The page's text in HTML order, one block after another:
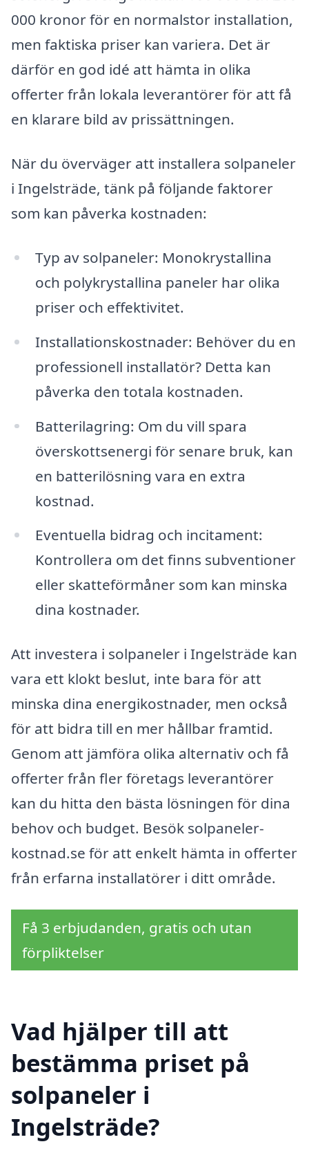
000 kronor för en normalstor installation,
men faktiska priser kan variera. Det är
därför en god idé att hämta in olika
offerter från lokala leverantörer för att få
en klarare bild av prissättningen.
När du överväger att installera solpaneler
i Ingelsträde, tänk på följande faktorer
som kan påverka kostnaden:
Typ av solpaneler: Monokrystallina
och polykrystallina paneler har olika
priser och effektivitet.
Installationskostnader: Behöver du en
professionell installatör? Detta kan
påverka den totala kostnaden.
Batterilagring: Om du vill spara
överskottsenergi för senare bruk, kan
en batterilösning vara en extra
kostnad.
Eventuella bidrag och incitament:
Kontrollera om det finns subventioner
eller skatteförmåner som kan minska
dina kostnader.
Att investera i solpaneler i Ingelsträde kan
vara ett klokt beslut, inte bara för att
minska dina energikostnader, men också
för att bidra till en mer hållbar framtid.
Genom att jämföra olika alternativ och få
offerter från fler företags leverantörer
kan du hitta den bästa lösningen för dina
behov och budget. Besök solpaneler-
kostnad.se för att enkelt hämta in offerter
från erfarna installatörer i ditt område.
Få 3 erbjudanden, gratis och utan
förpliktelser
Vad hjälper till att
bestämma priset på
solpaneler i
Ingelsträde?